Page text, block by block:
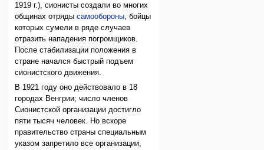
1919 г.), сионисты создали во многих
общинах отрядысамообороны, бойцы
которых сумели в ряде случаев
отразить нападения погромщиков.
После стабилизации положения в
стране начался быстрый подъем
сионистского движения.
В 1921 году оно действовало в 18
городах Венгрии; число членов
Сионистской организации достигло
пяти тысяч человек. Но вскоре
правительство страны специальным
указом запретило все организации,